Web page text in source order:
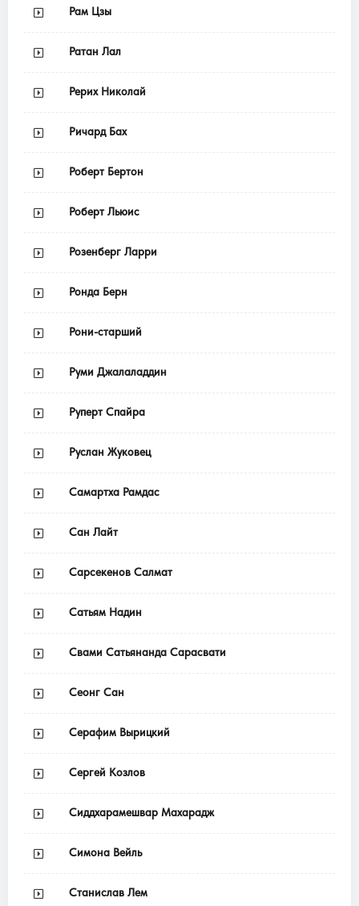
Рам Цзы
Ратан Лал
Рерих Николай
Ричард Бах
Роберт Бертон
Роберт Льюис
Розенберг Ларри
Ронда Берн
Рони-старший
Руми Джалаладдин
Руперт Спайра
Руслан Жуковец
Самартха Рамдас
Сан Лайт
Сарсекенов Салмат
Сатьям Надин
Свами Сатьянанда Сарасвати
Сеонг Сан
Серафим Вырицкий
Сергей Козлов
Сиддхарамешвар Махарадж
Симона Вейль
Станислав Лем